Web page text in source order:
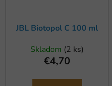
JBL Biotopol C 100 ml
Skladom (2 ks)
€4,70